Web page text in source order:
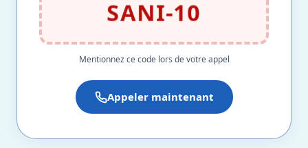
SANI-10
Mentionnez ce code lors de votre appel
Appeler maintenant